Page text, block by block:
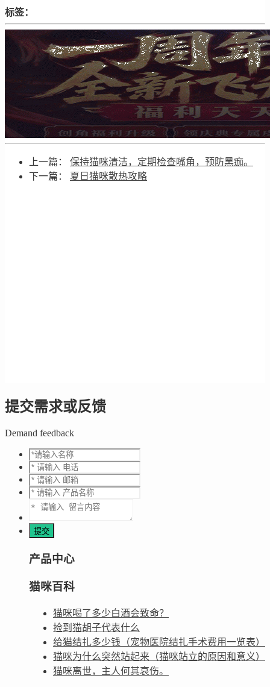
标签：
上一篇： 保持猫咪清洁，定期检查嘴角，预防黑痂。
下一篇： 夏日猫咪散热攻略
提交需求或反馈
Demand feedback
产品中心
猫咪百科
猫咪喝了多少白酒会致命？
捡到猫胡子代表什么
给猫结扎多少钱（宠物医院结扎手术费用一览表）
猫咪为什么突然站起来（猫咪站立的原因和意义）
猫咪离世，主人何其哀伤。